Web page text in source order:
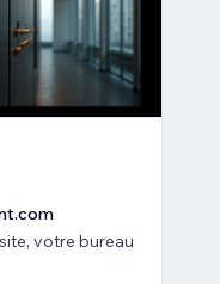
votre bureau